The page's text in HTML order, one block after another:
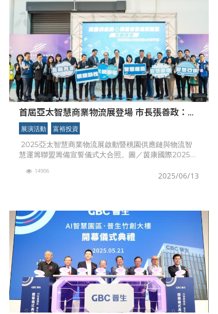
首屆亞太智慧商業物流展登場 市長張善政：桃
園是發展智慧物流的最佳場域
展演活動 富裕投資
2025亞太智慧商業物流展啟動暨桃園供應鏈與物流智
慧運籌聯盟籌備宣誓儀式大合照。圖／茵康國際2025亞
結了台灣物流產業最具指標性的參展企
2025/06/13
14906